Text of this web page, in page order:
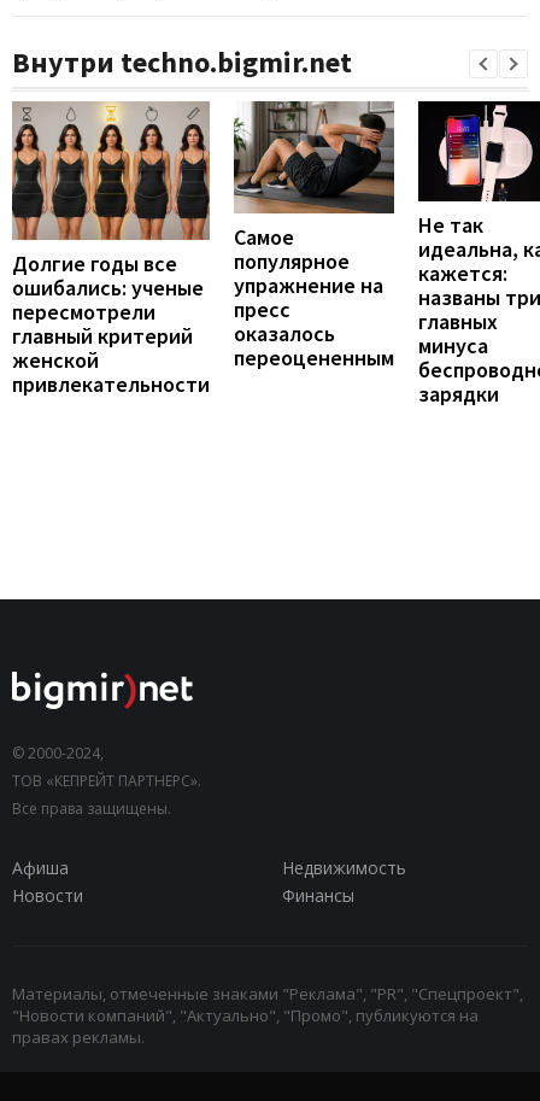
Внутри techno.bigmir.net
Долгие годы все
ошибались: ученые
пересмотрели
главный критерий
женской
привлекательности
Самое
популярное
упражнение на
пресс
оказалось
переоцененным
Не так
идеальна,
кажется:
названы три
главных
минуса
зарядки
© 2000-2024,
ТОВ «КЕПРЕЙТ ПАРТНЕРС».
Все права защищены.
Афиша
Недвижимость
Новости
Финансы
Материалы, отмеченные знаками "Реклама", "PR", "Спецпроект",
"Новости компаний", "Актуально", "Промо", публикуются на
правах рекламы.